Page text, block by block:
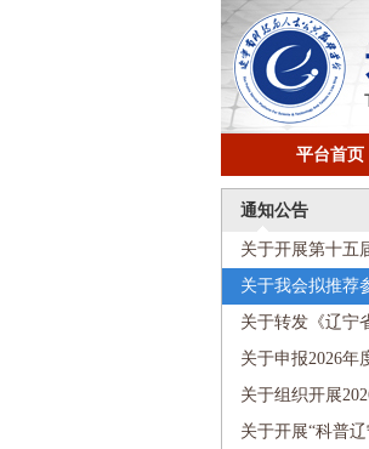
平台首页
通知公告
关于开展第十五
科技青年奖评选工
关于我会拟推荐
届辽宁杰出科技青
公示
关于转发《辽宁
协会优化营商环境
的通知
关于申报2026年
智库项目的通知
关于组织开展
首席科学传播专家
关于开展“科普